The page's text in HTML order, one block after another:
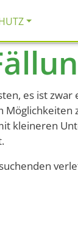
es ist zwar
Möglichkeiten
kleineren